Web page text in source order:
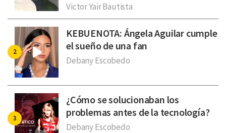
Victor Yair Bautista
KEBUENOTA: Ángela Aguilar cumple
el sueño de una fan
Debany Escobedo
¿Cómo se solucionaban los
problemas antes de la tecnología?
Debany Escobedo